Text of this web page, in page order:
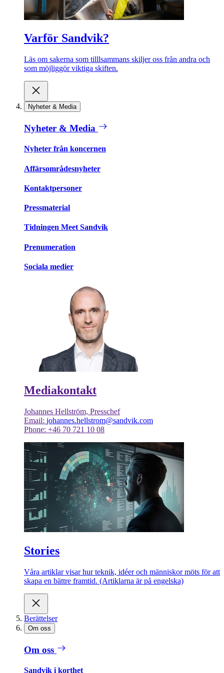
Varför Sandvik?
Läs om sakerna som tilllsammans skiljer oss från andra och
som möjliggör viktiga skiften.
Nyheter & Media
Nyheter & Media
Nyheter från koncernen
Affärsområdesnyheter
Kontaktpersoner
Pressmaterial
Tidningen Meet Sandvik
Prenumeration
Sociala medier
Mediakontakt
Johannes Hellström, Presschef
Email: johannes.hellstrom@sandvik.com
Phone: +46 70 721 10 08
Stories
Våra artiklar visar hur teknik, idéer och människor möts för att
skapa en bättre framtid. (Artiklarna är på engelska)
Berättelser
Om oss
Om oss
Sandvik i korthet